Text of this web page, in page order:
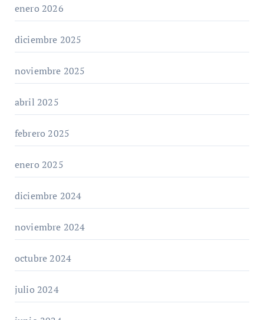
enero 2026
diciembre 2025
noviembre 2025
abril 2025
febrero 2025
enero 2025
diciembre 2024
noviembre 2024
octubre 2024
julio 2024